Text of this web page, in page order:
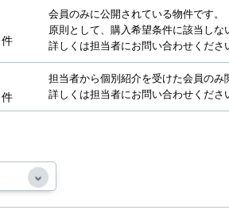
件
会員のみに公開されている物件です。
原則として、購入希望条件に該当しな
詳しくは担当者にお問い合わせくださ
件
担当者から個別紹介を受けた会員のみ
詳しくは担当者にお問い合わせくださ